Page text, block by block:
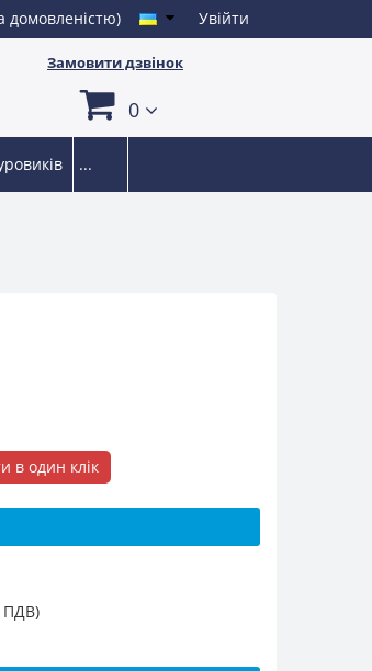
домовленістю) Увійти
Замовити дзвінок
0
...
в один клік
ПДВ)